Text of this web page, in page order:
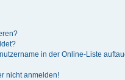
in der Online-Liste
nicht anmelden!